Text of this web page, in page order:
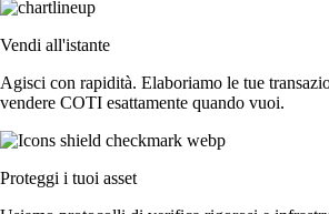
Vendi all'istante
Agisci con rapidità. Elaboriamo le tue
vendere COTI esattamente quando vuoi.
Proteggi i tuoi asset